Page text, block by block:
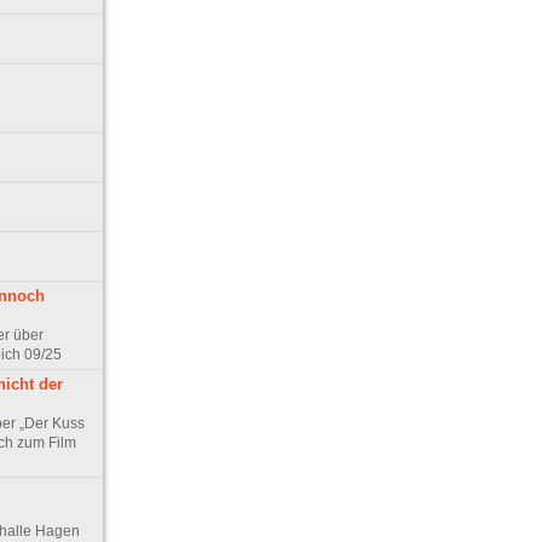
über
09/25
der
„Der Kuss
zum Film
Hagen